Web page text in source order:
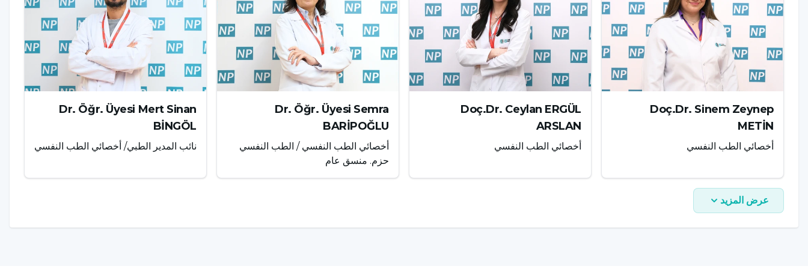
في الأداء الوظيفي والعلاقات الاجتماعية والروتين اليومي مؤشرات لأغراض المراقبة.
هل يسبب الريتالين الإدمان؟
ريتالين هو دواء يحتوي على المادة الفعالة ميثيلفينيديت، والذي يصفه الطبيب المتخصص فقط عند الضرورة. نظرًا لأن الدواء يؤثر
الإجابة على هذا السؤال ترتبط ارتباطًا مباشرًا بكيفية استخدام الدواء ومن يستخدمه ولأي غرض.
ميثيلفينيديت مادة لها تأثير محفز على الجهاز العصبي المركزي. لذلك، يمكن أن يؤدي الاستخدام غير المنضبط أو غير الموصوف أو
غير الضروري طبياً للدواء إلى عواقب غير مرغوب فيها. ومع ذلك، عندما يعتبر الطبيب المتخصص الدواء مناسباً ويتم استخدامه
لا تعني أن كل استخدام سيؤدي إلى الإدمان. النقطة الأكثر أهمية هنا هي أن عملية العلاج يتم تخطيطها ومراقبتها من قبل طبيب.
Doç.Dr. Sinem Zeynep
METİN
أخصائي الطب النفسي
Doç.Dr. Ceylan ERGÜL
ARSLAN
أخصائي الطب النفسي
Dr. Öğr. Üyesi Semra
BARİPOĞLU
أخصائي الطب النفسي / الطب النفسي
حزم. منسق عام
Dr. Öğr. Üyesi Mert Sinan
BİNGÖL
نائب المدير الطبي/ أخصائي الطب النفسي
عرض المزيد